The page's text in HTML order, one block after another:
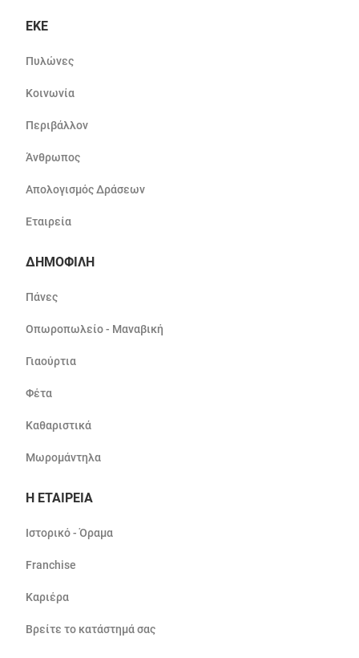
ΕΚΕ
Πυλώνες
Κοινωνία
Περιβάλλον
Άνθρωπος
Απολογισμός Δράσεων
Εταιρεία
ΔΗΜΟΦΙΛΗ
Πάνες
Οπωροπωλείο - Μαναβική
Γιαούρτια
Φέτα
Καθαριστικά
Μωρομάντηλα
Η ΕΤΑΙΡΕΙΑ
Ιστορικό - Όραμα
Franchise
Καριέρα
Βρείτε το κατάστημά σας